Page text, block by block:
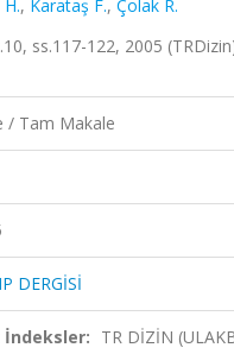
, Karataş F., Çolak R.
ss.117-122, 2005
/ Tam Makale
DERGİSİ
İndeksler: TR DİZİN